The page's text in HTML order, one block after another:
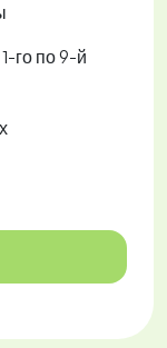
го по 9-й